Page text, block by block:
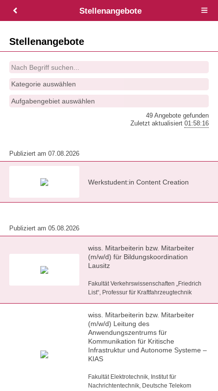
Stellenangebote
Open
Stellenangebote
Kategorie auswählen
Aufgabengebiet auswählen
49 Angebote gefunden
Zuletzt aktualisiert01:58:16
Publiziert am 07.08.2026
Werkstudent:in Content Creation
Publiziert am 05.08.2026
wiss. Mitarbeiterin bzw. Mitarbeiter
(m/w/d) für Bildungskoordination
Lausitz
Fakultät Verkehrswissenschaften „Friedrich
List“, Professur für Kraftfahrzeugtechnik
wiss. Mitarbeiterin bzw. Mitarbeiter
(m/w/d) Leitung des
Anwendungszentrums für
Kommunikation für Kritische
Infrastruktur und Autonome Systeme –
KIAS
Fakultät Elektrotechnik, Institut für
Nachrichtentechnik, Deutsche Telekom